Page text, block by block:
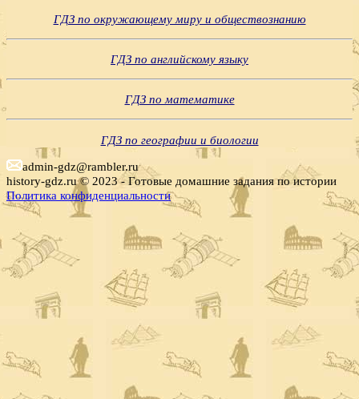
ГДЗ по окружающему миру и обществознанию
ГДЗ по английскому языку
ГДЗ по математике
ГДЗ по географии и биологии
admin-gdz@rambler.ru
history-gdz.ru © 2023 - Готовые домашние задания по истории
Политика конфиденциальности